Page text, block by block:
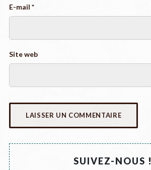
E-mail *
Site web
SUIVEZ-NOUS !